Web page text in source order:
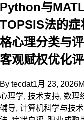
Python与
TOPSIS法的症
格心理分类与
客观赋权优化
By tecdat1月 23, 2026
心理学, 技术支持, 数理
辅导, 计算机科学与技术